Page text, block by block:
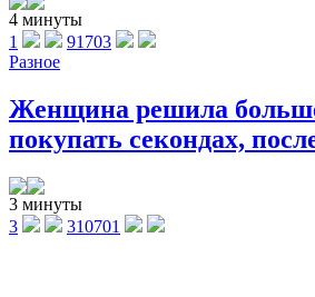
4 минуты
1
91703
Разное
Женщина решила
покупать секондах,
3 минуты
3
310701